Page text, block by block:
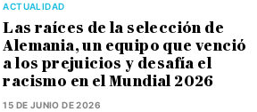
ACTUALIDAD
Las raíces de la selección de
Alemania, un equipo que venció
a los prejuicios y desafía el
racismo en el Mundial 2026
15 DE JUNIO DE 2026